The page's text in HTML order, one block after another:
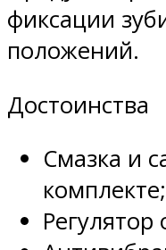
фиксации
положений.
Достоинства
Смазка и
комплекте;
Регулятор